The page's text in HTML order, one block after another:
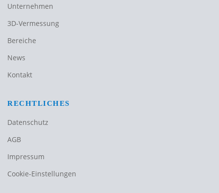
Unternehmen
3D-Vermessung
Bereiche
News
Kontakt
RECHTLICHES
Datenschutz
AGB
Impressum
Cookie-Einstellungen